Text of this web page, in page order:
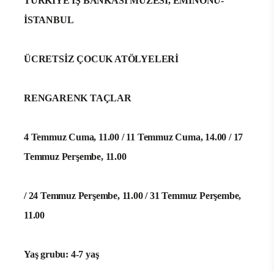
İSTANBUL
ÜCRETSİZ ÇOCUK ATÖLYELERİ
RENGARENK TAÇLAR
4 Temmuz Cuma, 11.00 / 11 Temmuz Cuma, 14.00 / 17
Temmuz Perşembe, 11.00
/ 24 Temmuz Perşembe, 11.00 / 31 Temmuz Perşembe,
11.00
Yaş grubu: 4-7 yaş